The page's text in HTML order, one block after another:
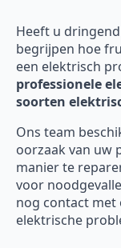
Heeft u
begrijpen hoe
een elektrisch
professionele
soorten
Ons team
oorzaak van uw
manier te
voor
nog contact met
elektrische